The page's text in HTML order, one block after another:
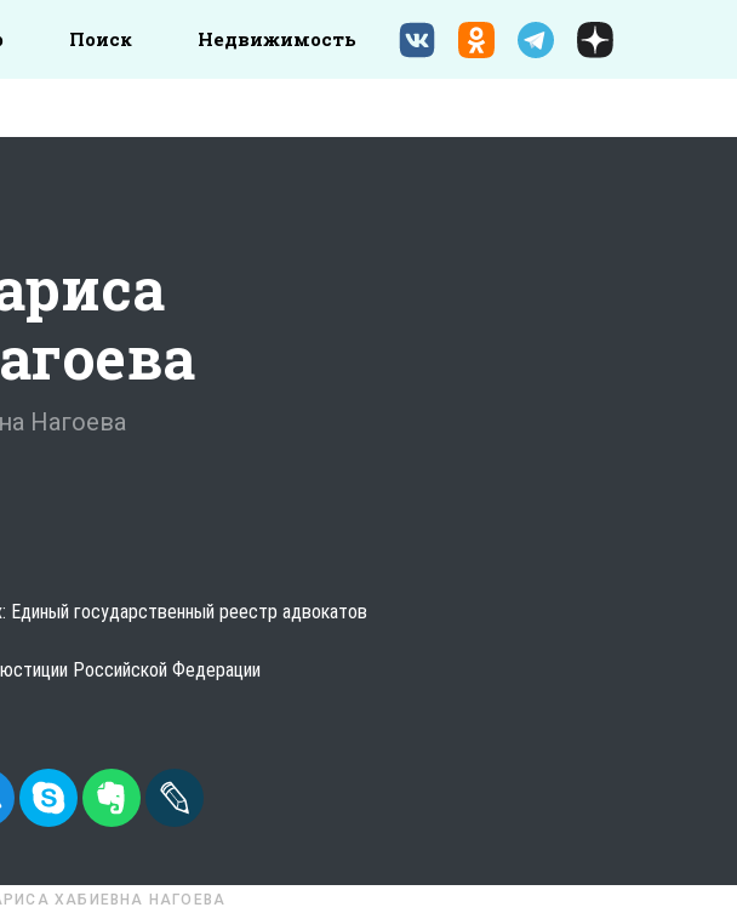
Поиск Недвижимость
Нагоева
Единый государственный реестр адвокатов
Российской Федерации
ХАБИЕВНА НАГОЕВА